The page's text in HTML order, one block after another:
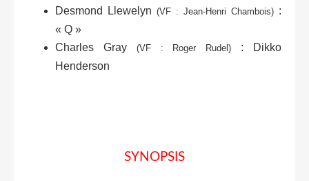
Desmond Llewelyn (VF : Jean-Henri Chambois) :
« Q »
Charles Gray (VF : Roger Rudel) : Dikko
Henderson
SYNOPSIS